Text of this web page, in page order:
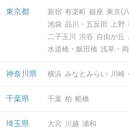
東京都 新宿 有楽町 銀座 東京(
池袋 品川・五反田 上野
二子玉川
渋谷 自由が丘
水道橋・飯田橋 浅草・
神奈川県 横浜 みなとみらい 川崎
千葉県 千葉 柏 船橋
埼玉県 大宮 川越 浦和